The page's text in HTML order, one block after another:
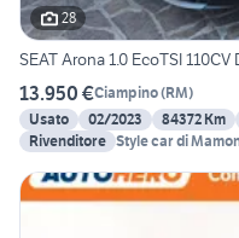
28
SEAT Arona 1.0 EcoTSI
13.950 €Ciampino(RM)
Usato
02/2023 84372 Km
Rivenditore Style car di